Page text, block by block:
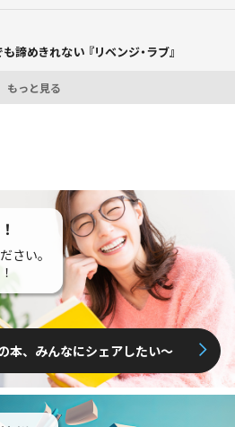
諦めきれない 『リベンジ・ラブ』
もっと見る
さい。
本、みんなにシェアしたい〜